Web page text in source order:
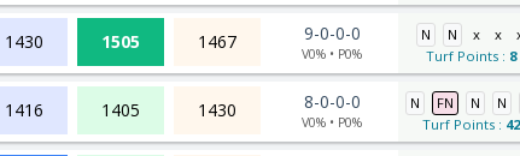
1430 1505 1467 9-0-0-0
V0% • P0%
N N x x
Turf Points : 8
1416 1405 1430 8-0-0-0
V0% • P0%
N FN N
N
Turf Points : 42